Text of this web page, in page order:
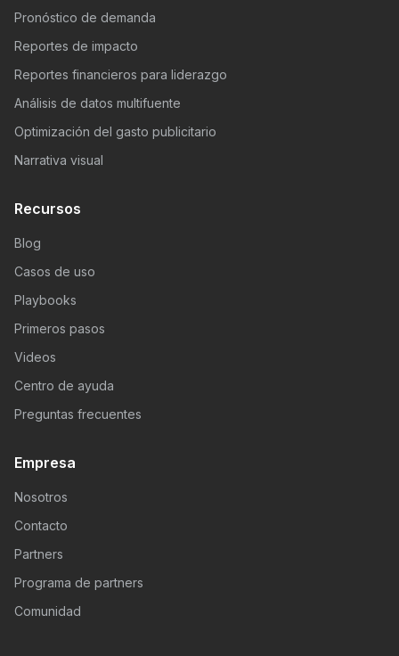
Pronóstico de demanda
Reportes de impacto
Reportes financieros para liderazgo
Análisis de datos multifuente
Optimización del gasto publicitario
Narrativa visual
Recursos
Blog
Casos de uso
Playbooks
Primeros pasos
Videos
Centro de ayuda
Preguntas frecuentes
Empresa
Nosotros
Contacto
Partners
Programa de partners
Comunidad